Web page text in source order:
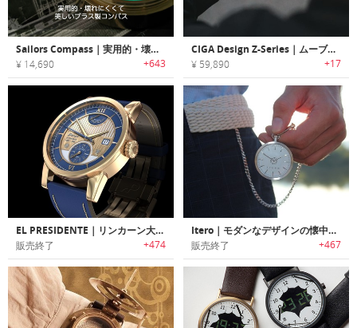
Sailors Compass｜実用的・壊れにくくて美しいブラス製コンパス「セーラーズコンパス」
¥ 14,690 +643
CIGA Design Z-Series｜ムーブメントの精密な動きを眺められるシースルーデザインチタン製リストウォッチ「シーガデザインZ」
¥ 59,890 +17
EL PRESIDENTE｜リンカーン大統領の懐中時計にインスパイアされたデザイン時計「エルプレジデンテ」
販売終了 +474
Itero｜モダンなデザインの懐中時計「イテロ」
販売終了 +467